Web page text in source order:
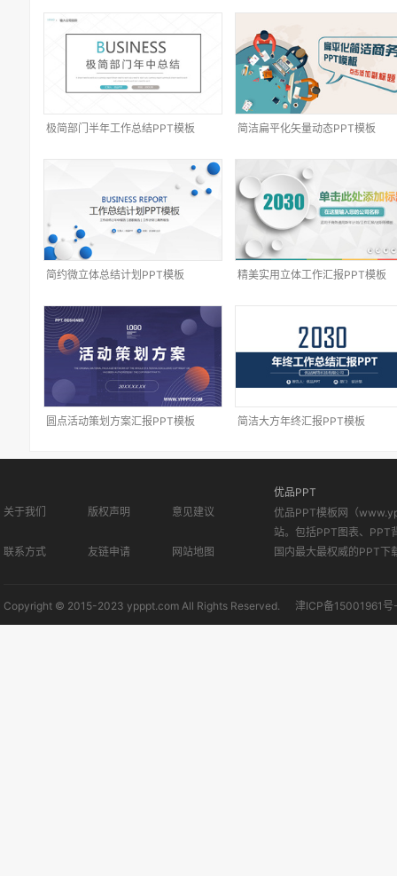
极简部门半年工作总结PPT模板 简洁扁平化矢量动态PPT模板
简约微立体总结计划PPT模板 精美实用立体工作汇报PPT模板
圆点活动策划方案汇报PPT模板 简洁大方年终汇报PPT模板
关于我们 版权声明 意见建议
联系方式 友链申请 网站地图
优品PPT
优品PPT模板网（
站。包括PPT图表、PPT
国内最大最权威的PPT下
Copyright © 2015-2023 ypppt.com All Rights Reserved. 津ICP备15001961号